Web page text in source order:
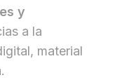
y
a la
material